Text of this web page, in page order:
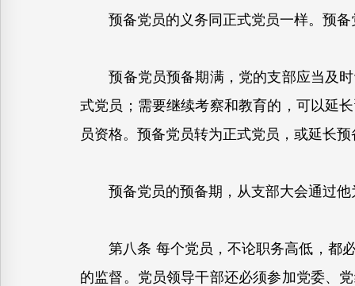
预备党员的义务同正式党员一样。预备
预备党员预备期满，党的支部应当及时
式党员；需要继续考察和教育的，可以延
员资格。预备党员转为正式党员，或延长
预备党员的预备期，从支部大会通过他
第八条 每个党员，不论职务高低，都必
的监督。党员领导干部还必须参加党委、